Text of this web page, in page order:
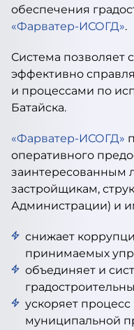
обеспечения
«Фарватер-ИСОГД».
Система позволяет
эффективно
и процессами по
Батайска.
«Фарватер-ИСОГД»
оперативного
заинтересованным
застройщикам,
Администрации) и
снижает
принимаемых
объединяет и
ускоряет
муниципальной